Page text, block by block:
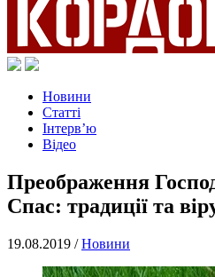
Новини
Статті
Інтерв’ю
Відео
Преображення
Спас: традиції та
19.08.2019 /Новини